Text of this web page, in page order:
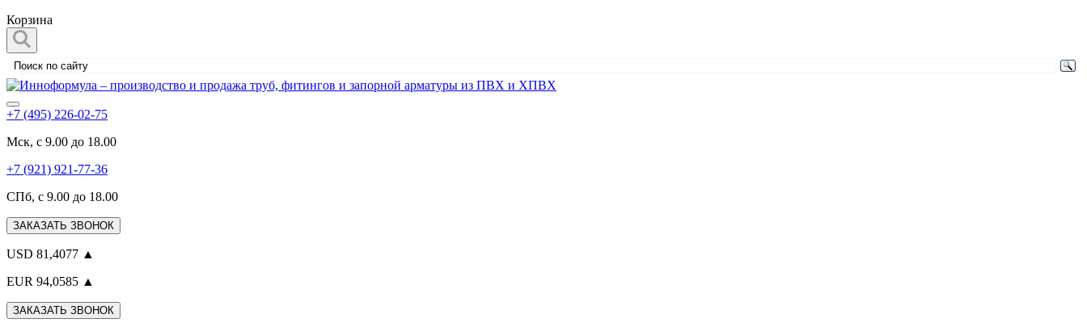
Корзина
+7 (495) 226-02-75
Мск, с 9.00 до 18.00
+7 (921) 921-77-36
СПб, с 9.00 до 18.00
ЗАКАЗАТЬ ЗВОНОК
USD 81,4077 ▲
EUR 94,0585 ▲
ЗАКАЗАТЬ ЗВОНОК